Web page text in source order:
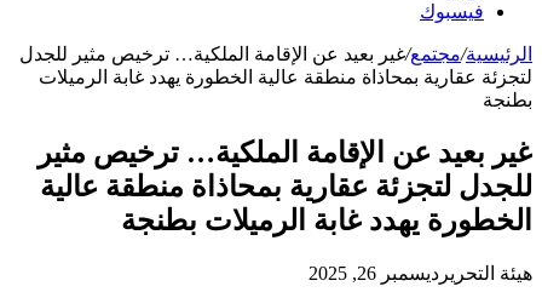
فيسبوك
الرئيسية/مجتمع/غير بعيد عن الإقامة الملكية… ترخيص مثير للجدل
لتجزئة عقارية بمحاذاة منطقة عالية الخطورة يهدد غابة الرميلات
بطنجة
غير بعيد عن الإقامة الملكية… ترخيص مثير
للجدل لتجزئة عقارية بمحاذاة منطقة عالية
الخطورة يهدد غابة الرميلات بطنجة
هيئة التحرير ديسمبر 26, 2025